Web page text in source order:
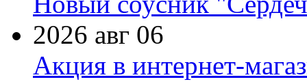
2026 авг 06
Акция в интернет-